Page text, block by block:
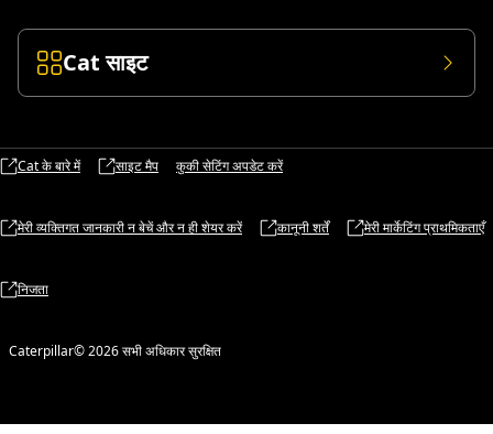
Cat साइट
Cat के बारे में साइट मैप कुकी सेटिंग अपडेट करें
मेरी व्यक्तिगत जानकारी न बेचें और न ही शेयर करें कानूनी शर्तें मेरी मार्केटिंग प्राथमिकताएँ
निजता
Caterpillar© 2026 सभी अधिकार सुरक्षित